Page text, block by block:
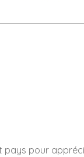
pays pour